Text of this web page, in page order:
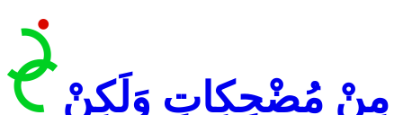
مِنْ مُضْحِكِاتٍ وَلَكِنْ